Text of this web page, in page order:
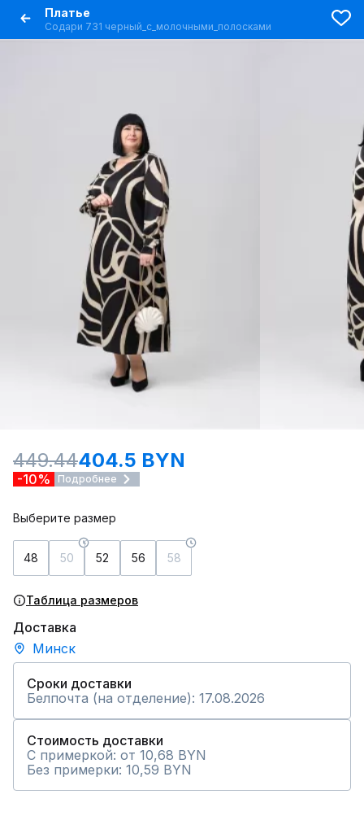
Платье
Содари 731 черный_с_молочными_полосками
449.44404.5 BYN
-10% Подробнее
Выберите размер
48 50 52 56 58
Таблица размеров
Доставка
Минск
Сроки доставки
Белпочта (на отделение): 17.08.2026
Стоимость доставки
С примеркой: от 10,68 BYN
Без примерки: 10,59 BYN